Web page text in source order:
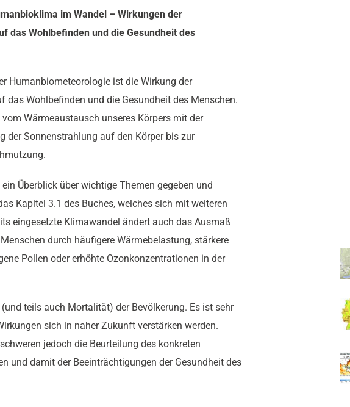
im Wandel – Wirkungen der
das Wohlbefinden und die Gesundheit des
Humanbiometeorologie ist die Wirkung der
das Wohlbefinden und die Gesundheit des Menschen.
Wärmeaustausch unseres Körpers mit der
der Sonnenstrahlung auf den Körper bis zur
Überblick über wichtige Themen gegeben und
Kapitel 3.1 des Buches, welches sich mit weiteren
eingesetzte Klimawandel ändert auch das Ausmaß
durch häufigere Wärmebelastung, stärkere
Pollen oder erhöhte Ozonkonzentrationen in der
teils auch Mortalität) der Bevölkerung. Es ist sehr
sich in naher Zukunft verstärken werden.
jedoch die Beurteilung des konkreten
und damit der Beeinträchtigungen der Gesundheit des